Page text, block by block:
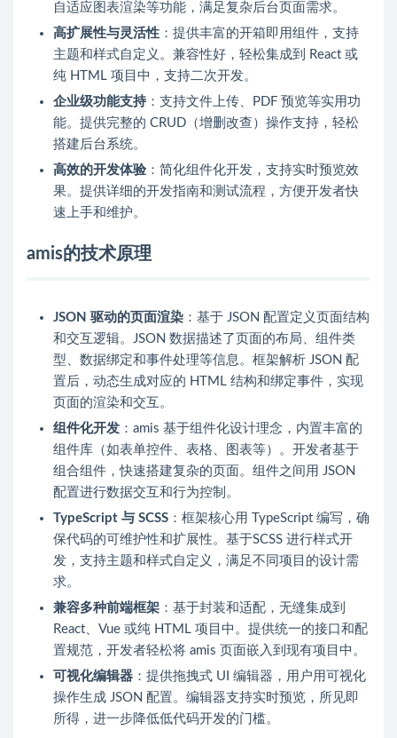
自适应图表渲染等功能，满足复杂后台页面需求。
高扩展性与灵活性 ：提供丰富的开箱即用组件，支持
主题和样式自定义。兼容性好，轻松集成到 React 或
纯 HTML 项目中，支持二次开发。
企业级功能支持：支持文件上传、PDF 预览等实用功
能。提供完整的 CRUD（增删改查）操作支持，轻松
搭建后台系统。
高效的开发体验：简化组件化开发，支持实时预览效
果。提供详细的开发指南和测试流程，方便开发者快
速上手和维护。
amis的技术原理
JSON 驱动的页面渲染 ：基于 JSON 配置定义页面结构
和交互逻辑。JSON 数据描述了页面的布局、组件类
型、数据绑定和事件处理等信息。框架解析 JSON 配
置后，动态生成对应的 HTML 结构和绑定事件，实现
页面的渲染和交互。
组件化开发 ：amis 基于组件化设计理念，内置丰富的
组件库（如表单控件、表格、图表等）。开发者基于
组合组件，快速搭建复杂的页面。组件之间用 JSON
配置进行数据交互和行为控制。
TypeScript 与 SCSS ：框架核心用 TypeScript 编写，确
保代码的可维护性和扩展性。基于SCSS 进行样式开
发，支持主题和样式自定义，满足不同项目的设计需
求。
兼容多种前端框架 ：基于封装和适配，无缝集成到
React、Vue 或纯 HTML 项目中。提供统一的接口和配
置规范，开发者轻松将 amis 页面嵌入到现有项目中。
可视化编辑器 ：提供拖拽式 UI 编辑器，用户用可视化
操作生成 JSON 配置。编辑器支持实时预览，所见即
所得，进一步降低低代码开发的门槛。